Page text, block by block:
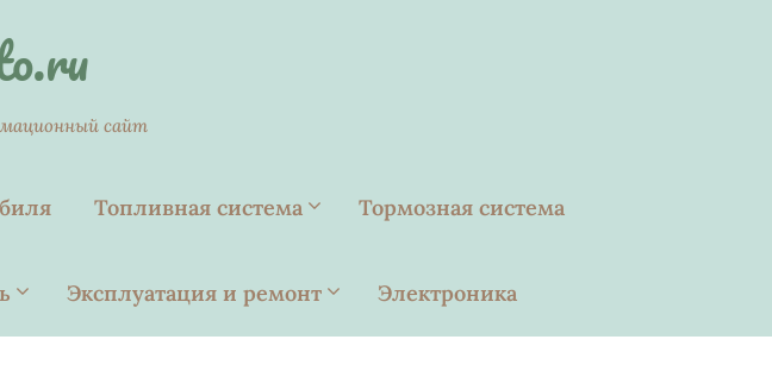
сайт
Топливная система Тормозная система
Эксплуатация и ремонт Электроника